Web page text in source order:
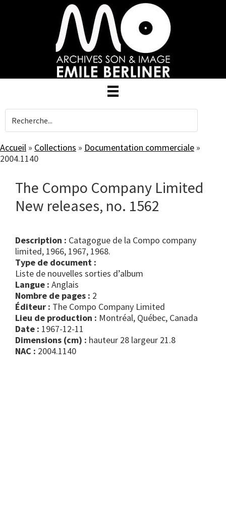
Accueil » Collections » Documentation commerciale »
2004.1140
The Compo Company Limited
New releases, no. 1562
Description : Catagogue de la Compo company
limited, 1966, 1967, 1968.
Type de document :
liste de nouvelles sorties d’album
Langue : Anglais
Nombre de pages : 2
Éditeur : The Compo Company Limited
Lieu de production : Montréal, Québec, Canada
Date : 1967-12-11
Dimensions (cm) : hauteur 28 largeur 21.8
NAC : 2004.1140